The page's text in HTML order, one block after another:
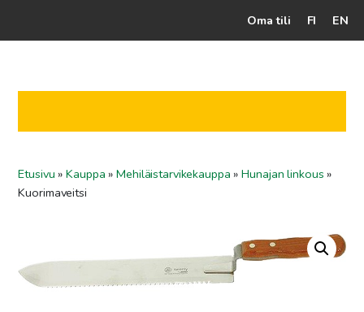
Oma tili FI EN
Jälleenmyyjät
Ohjeet ja vinkit
Etusivu »Kauppa »Mehiläistarvikekauppa »Hunajan linkous »
Kuorimaveitsi